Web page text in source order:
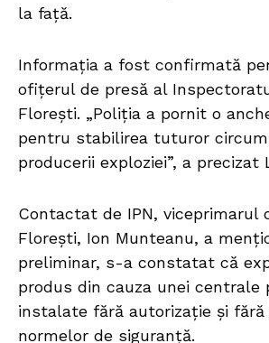
la față.
Informația a fost confirmată
ofițerul de presă al
Florești. „Poliția a pornit o
pentru stabilirea tuturor
producerii exploziei”, a precizat
Contactat de IPN, viceprimarul
Florești, Ion Munteanu, a
preliminar, s-a constatat că
produs din cauza unei centrale
instalate fără autorizație și fără
normelor de siguranță.